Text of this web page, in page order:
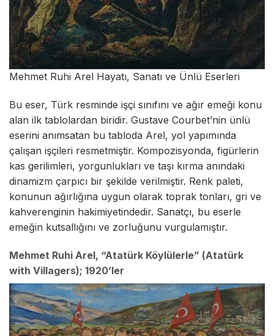
Mehmet Ruhi Arel Hayatı, Sanatı ve Ünlü Eserleri
Bu eser, Türk resminde işçi sınıfını ve ağır emeği konu
alan ilk tablolardan biridir. Gustave Courbet’nin ünlü
eserini anımsatan bu tabloda Arel, yol yapımında
çalışan işçileri resmetmiştir. Kompozisyonda, figürlerin
kas gerilimleri, yorgunlukları ve taşı kırma anındaki
dinamizm çarpıcı bir şekilde verilmiştir. Renk paleti,
konunun ağırlığına uygun olarak toprak tonları, gri ve
kahverenginin hakimiyetindedir. Sanatçı, bu eserle
emeğin kutsallığını ve zorluğunu vurgulamıştır.
Mehmet Ruhi Arel, “Atatürk Köylülerle” (Atatürk
with Villagers); 1920’ler